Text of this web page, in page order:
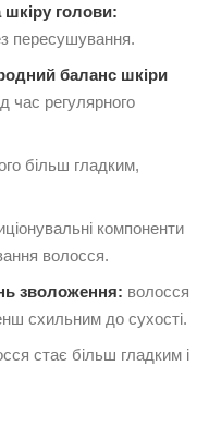
голови:
пересушування.
баланс шкіри
час регулярного
більш гладким,
компоненти
волосся.
зволоження: волосся
схильним до сухості.
стає більш гладким і